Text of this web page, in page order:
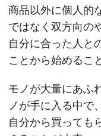
商品以外に個人的
ではなく双方向の
自分に合った人と
ことから始めるこ
モノが大量にあふ
ノが手に入る中で、
自分から買っても